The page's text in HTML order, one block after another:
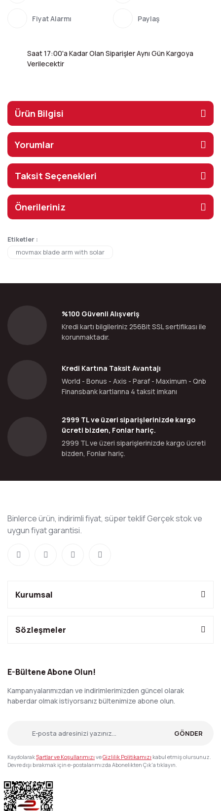
Fiyat Alarmı Paylaş
Saat 17:00'a Kadar Olan Siparişler Aynı Gün Kargoya
Verilecektir
Ürün Bilgisi
Yorumlar
Taksit Seçenekleri
Önerileriniz
Etiketler :
movmax blade arm with solar
%100 Güvenli Alışveriş
Kredi kartı bilgileriniz 256Bit SSL sertifikası ile
korunmaktadır.
Kredi Kartına Taksit Avantajı
World - Bonus - Axis - Paraf - Maximum - Qnb
Finansbank kartlarına 4 taksit imkanı
2999 TL ve üzeri siparişlerinizde kargo
ücreti bizden, Fonlar hariç.
2999 TL ve üzeri siparişlerinizde kargo ücreti
bizden, Fonlar hariç.
Binlerce ürün, indirimli fiyat, süper teklif Gerçek stok ve
uygun fiyat garantisi.
Kurumsal
Sözleşmeler
E-Bültene Abone Olun!
Kampanyalarımızdan ve indirimlerimizden güncel olarak
haberdar olmak istiyorsanız bültenimize abone olun.
GÖNDER
KaydolarakŞartlar ve Koşullarımızı veGizlilik Politikamızı kabul etmiş olursunuz.
Devre dışı bırakmak için e-postalarımızda Abonelikten Çık'a tıklayın.